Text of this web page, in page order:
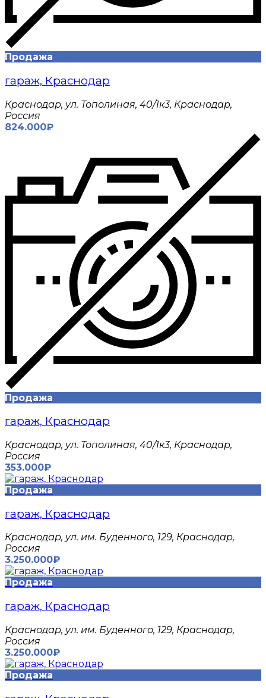
Продажа
гараж, Краснодар
Краснодар, ул. Тополиная, 40/1к3, Краснодар,
Россия
824.000₽
Продажа
гараж, Краснодар
Краснодар, ул. Тополиная, 40/1к3, Краснодар,
Россия
353.000₽
Продажа
гараж, Краснодар
Краснодар, ул. им. Буденного, 129, Краснодар,
Россия
3.250.000₽
Продажа
гараж, Краснодар
Краснодар, ул. им. Буденного, 129, Краснодар,
Россия
3.250.000₽
Продажа